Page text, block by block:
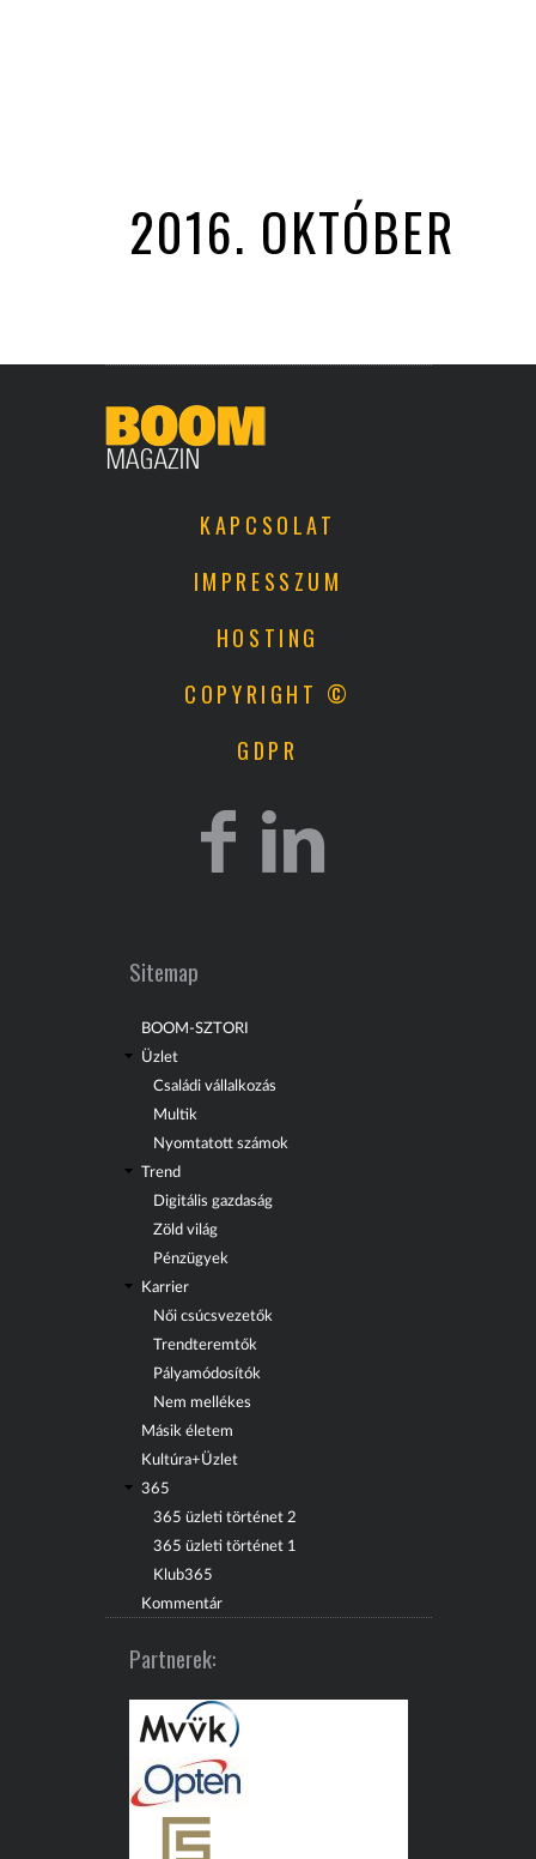
2016. OKTÓBER
KAPCSOLAT
IMPRESSZUM
HOSTING
COPYRIGHT ©
GDPR
Sitemap
BOOM-SZTORI
Üzlet
Családi vállalkozás
Multik
Nyomtatott számok
Trend
Digitális gazdaság
Zöld világ
Pénzügyek
Karrier
Női csúcsvezetők
Trendteremtők
Pályamódosítók
Nem mellékes
Másik életem
Kultúra+Üzlet
365
365 üzleti történet 2
365 üzleti történet 1
Klub365
Kommentár
Partnerek: